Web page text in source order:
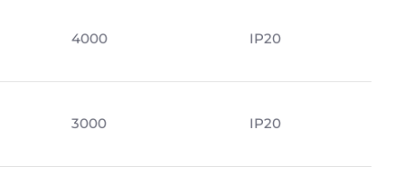
4000 IP20
3000 IP20